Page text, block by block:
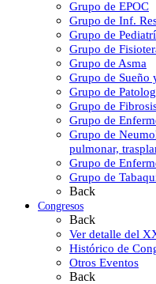
Grupo de EPOC
Grupo de Inf.
Grupo de
Grupo de
Grupo de Asma
Grupo de Sueño
Grupo de
Grupo de
Grupo de
Grupo de
pulmonar,
Grupo de
Grupo de
Back
Congresos
Back
Ver detalle del
Histórico de
Otros Eventos
Back